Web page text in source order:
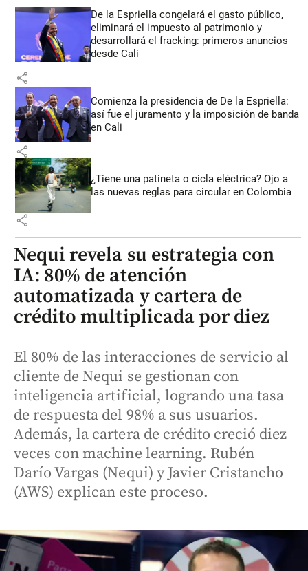
De la Espriella congelará el gasto público,
eliminará el impuesto al patrimonio y
desarrollará el fracking: primeros anuncios
desde Cali
share
Comienza la presidencia de De la Espriella:
así fue el juramento y la imposición de banda
en Cali
share
¿Tiene una patineta o cicla eléctrica? Ojo a
las nuevas reglas para circular en Colombia
share
Nequi revela su estrategia con
IA: 80% de atención
automatizada y cartera de
crédito multiplicada por diez
El 80% de las interacciones de servicio al
cliente de Nequi se gestionan con
inteligencia artificial, logrando una tasa
de respuesta del 98% a sus usuarios.
Además, la cartera de crédito creció diez
veces con machine learning. Rubén
Darío Vargas (Nequi) y Javier Cristancho
(AWS) explican este proceso.